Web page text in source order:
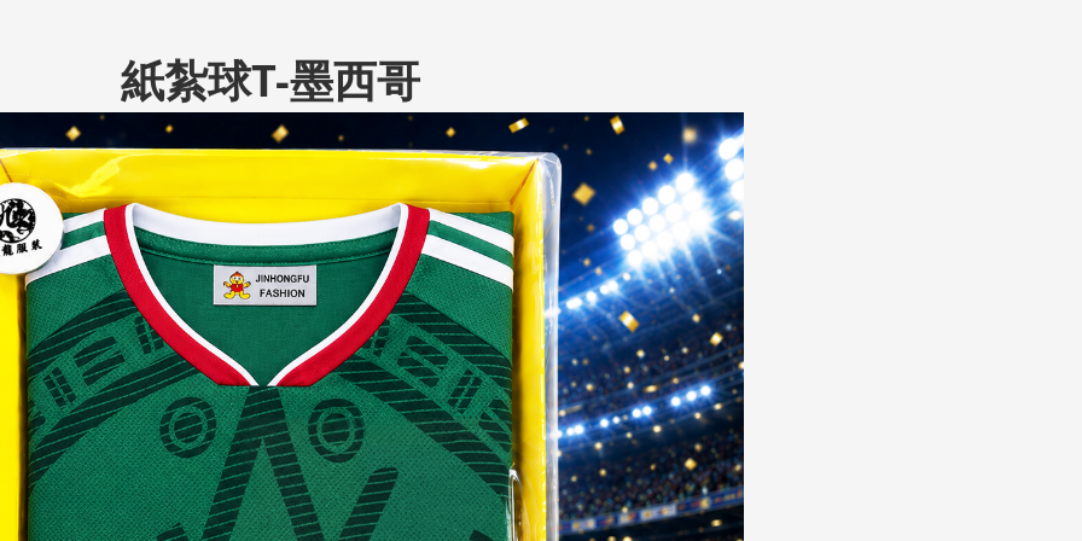
紙紮球T-墨西哥